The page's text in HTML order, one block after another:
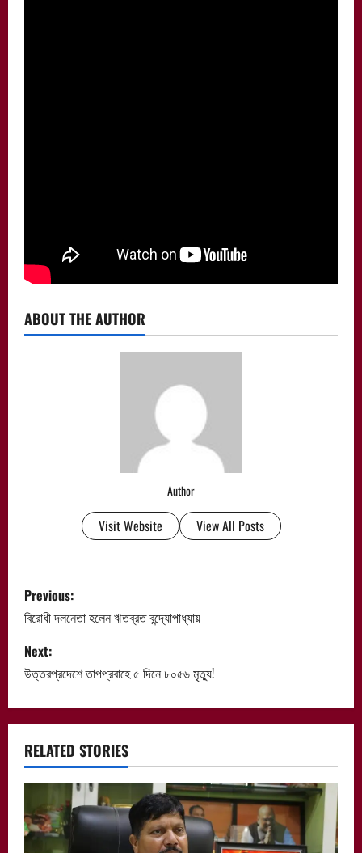
ABOUT THE AUTHOR
Author
Visit Website View All Posts
P
o
s
t
n
a
v
i
Previous:
বিরোধী দলনেতা হলেন ঋতব্রত বন্দ্যোপাধ্যায়
Next:
উত্তরপ্রদেশে তাপপ্রবাহে ৫ দিনে ৮০৫৬ মৃত্যু!
RELATED STORIES